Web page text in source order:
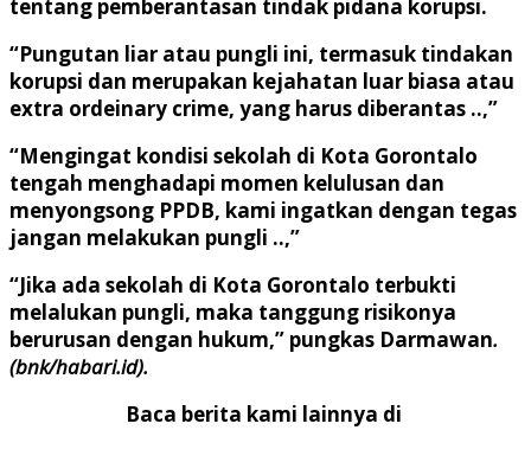
tentang pemberantasan tindak pidana korupsi.
“Pungutan liar atau pungli ini, termasuk tindakan
korupsi dan merupakan kejahatan luar biasa atau
extra ordeinary crime, yang harus diberantas ..,”
“Mengingat kondisi sekolah di Kota Gorontalo
tengah menghadapi momen kelulusan dan
menyongsong PPDB, kami ingatkan dengan tegas
jangan melakukan pungli ..,”
“Jika ada sekolah di Kota Gorontalo terbukti
melalukan pungli, maka tanggung risikonya
berurusan dengan hukum,” pungkas Darmawan.
(bnk/habari.id).
Baca berita kami lainnya di